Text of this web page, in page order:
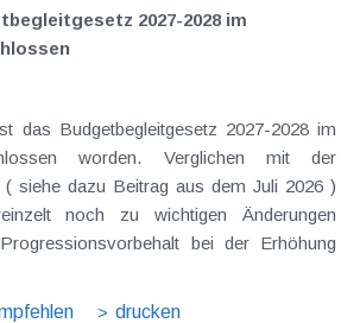
2027-2028 im
das Budgetbegleitgesetz 2027-2028 im
worden. Verglichen mit der
( siehe dazu Beitrag aus dem Juli 2026 )
noch zu wichtigen Änderungen
drucken